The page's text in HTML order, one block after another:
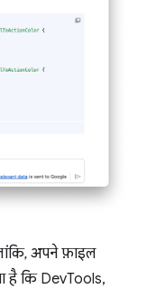
अपने फ़ाइल
है कि DevTools,